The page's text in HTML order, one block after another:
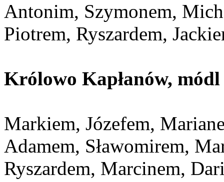
Antonim, Szymonem,
Piotrem, Ryszardem,
Królowo Kapłanów,
Markiem, Józefem,
Adamem, Sławomirem,
Ryszardem, Marcinem,